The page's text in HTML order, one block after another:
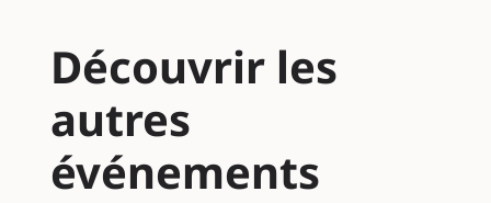
Découvrir les
autres
événements